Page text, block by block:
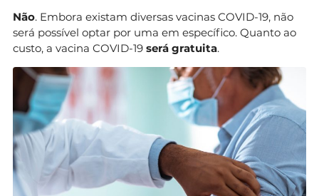
Não. Embora existam diversas vacinas COVID-19, não
será possível optar por uma em específico. Quanto ao
custo, a vacina COVID-19 será gratuita.